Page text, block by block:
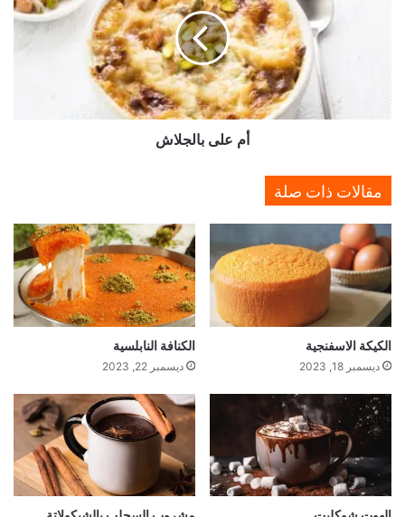
ش
أم على بالجلاش
مقالات ذات صلة
الكيكة الاسفنجية
ديسمبر 18, 2023
الكنافة النابلسية
ديسمبر 22, 2023